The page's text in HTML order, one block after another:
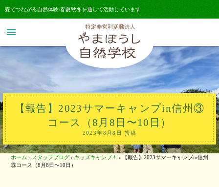
森でつながる自然体験 春夏秋冬を通して活動しています
menu
【報告】2023サマーキャンプin信州③
コース（8月8日〜10日）
2023年8月8日 投稿
ホーム › スタッフブログ › キッズキャンプ！ › 【報告】2023サマーキャンプin信州
③コース（8月8日〜10日）